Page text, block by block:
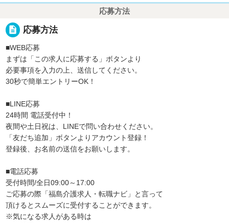
応募方法
description 応募方法
■WEB応募
まずは「この求人に応募する」ボタンより
必要事項を入力の上、送信してください。
30秒で簡単エントリーOK！
■LINE応募
24時間 電話受付中！
夜間や土日祝は、LINEで問い合わせください。
「友だち追加」ボタンよりアカウント登録！
登録後、お名前の送信をお願いします。
■電話応募
受付時間/全日09:00～17:00
ご応募の際「福島介護求人・転職ナビ」と言って
頂けるとスムーズに受付することができます。
※気になる求人がある時は